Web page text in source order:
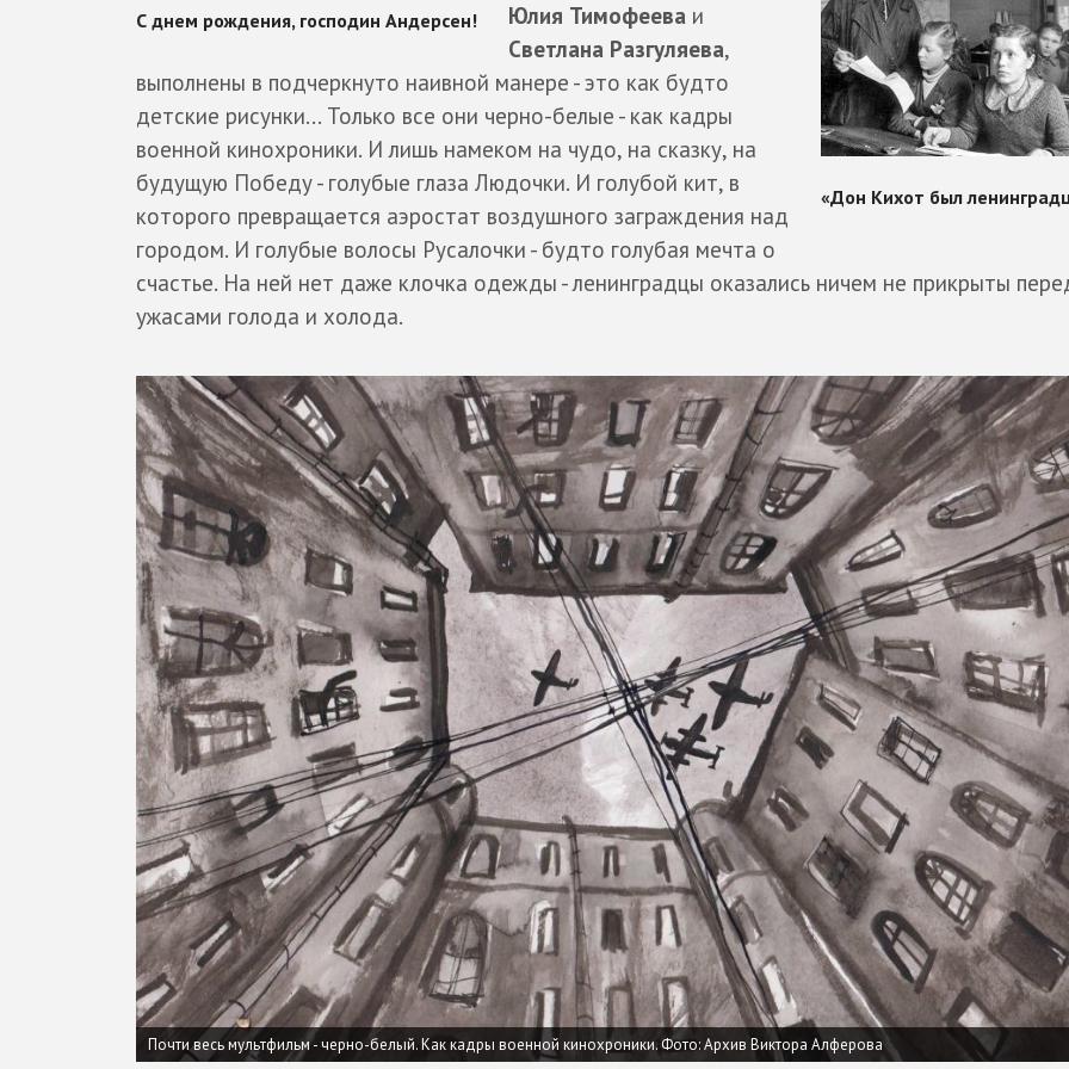
Юлия Тимофеева и
Светлана Разгуляева,
выполнены в подчеркнуто наивной манере - это как будто
детские рисунки... Только все они черно-белые - как кадры
военной кинохроники. И лишь намеком на чудо, на сказку, на
будущую Победу - голубые глаза Людочки. И голубой кит, в
которого превращается аэростат воздушного заграждения над
городом. И голубые волосы Русалочки - будто голубая мечта о
счастье. На ней нет даже клочка одежды - ленинградцы оказались ничем не прикрыты
ужасами голода и холода.
Почти весь мультфильм - черно-белый. Как кадры военной кинохроники. Фото: Архив Виктора Алферова